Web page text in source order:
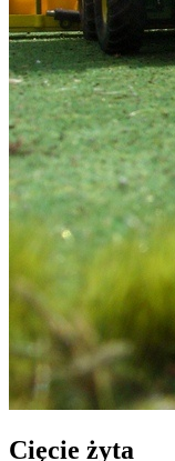
Cięcie żyta